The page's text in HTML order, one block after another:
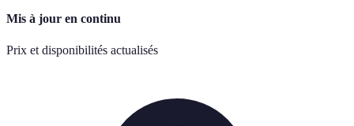
Mis à jour en continu
Prix et disponibilités actualisés